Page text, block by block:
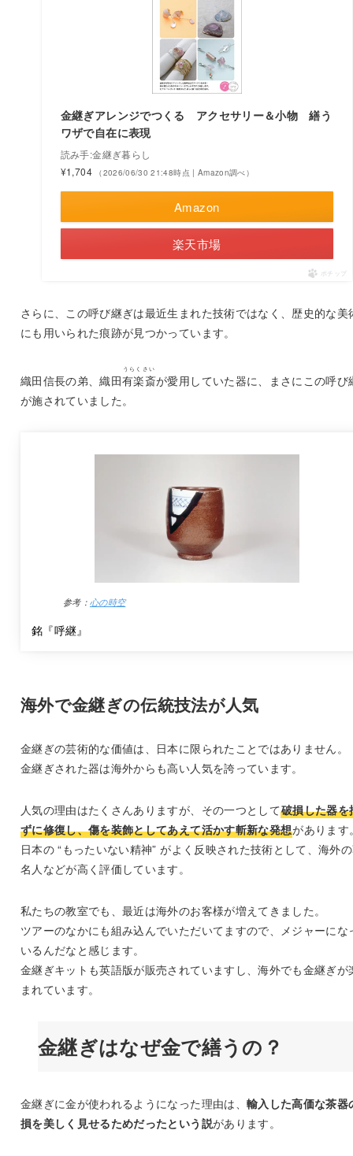
金継ぎアレンジでつくる アクセサリー＆小物 繕う
ワザで自在に表現
読み手:金継ぎ暮らし
¥1,704
（2026/06/30 21:48時点 | Amazon調べ）
Amazon
楽天市場
ポチップ
さらに、この呼び継ぎは最近生まれた技術ではなく、歴史的な美
にも用いられた痕跡が見つかっています。
織田信長の弟、織田有楽斎
うらくさい
が愛用していた器に、まさにこの呼び
が施されていました。
参考：心の時空
銘『呼継』
海外で金継ぎの伝統技法が人気
金継ぎの芸術的な価値は、日本に限られたことではありません。
金継ぎされた器は海外からも高い人気を誇っています。
人気の理由はたくさんありますが、その一つとして破損した器を
ずに修復し、傷を装飾としてあえて活かす斬新な発想があります
日本の “もったいない精神” がよく反映された技術として、海外
名人などが高く評価しています。
私たちの教室でも、最近は海外のお客様が増えてきました。
ツアーのなかにも組み込んでいただいてますので、メジャーにな
いるんだなと感じます。
金継ぎキットも英語版が販売されていますし、海外でも金継ぎが
まれています。
金継ぎはなぜ金で繕うの？
金継ぎに金が使われるようになった理由は、 輸入した高価な茶器
損を美しく見せるためだったという説があります。